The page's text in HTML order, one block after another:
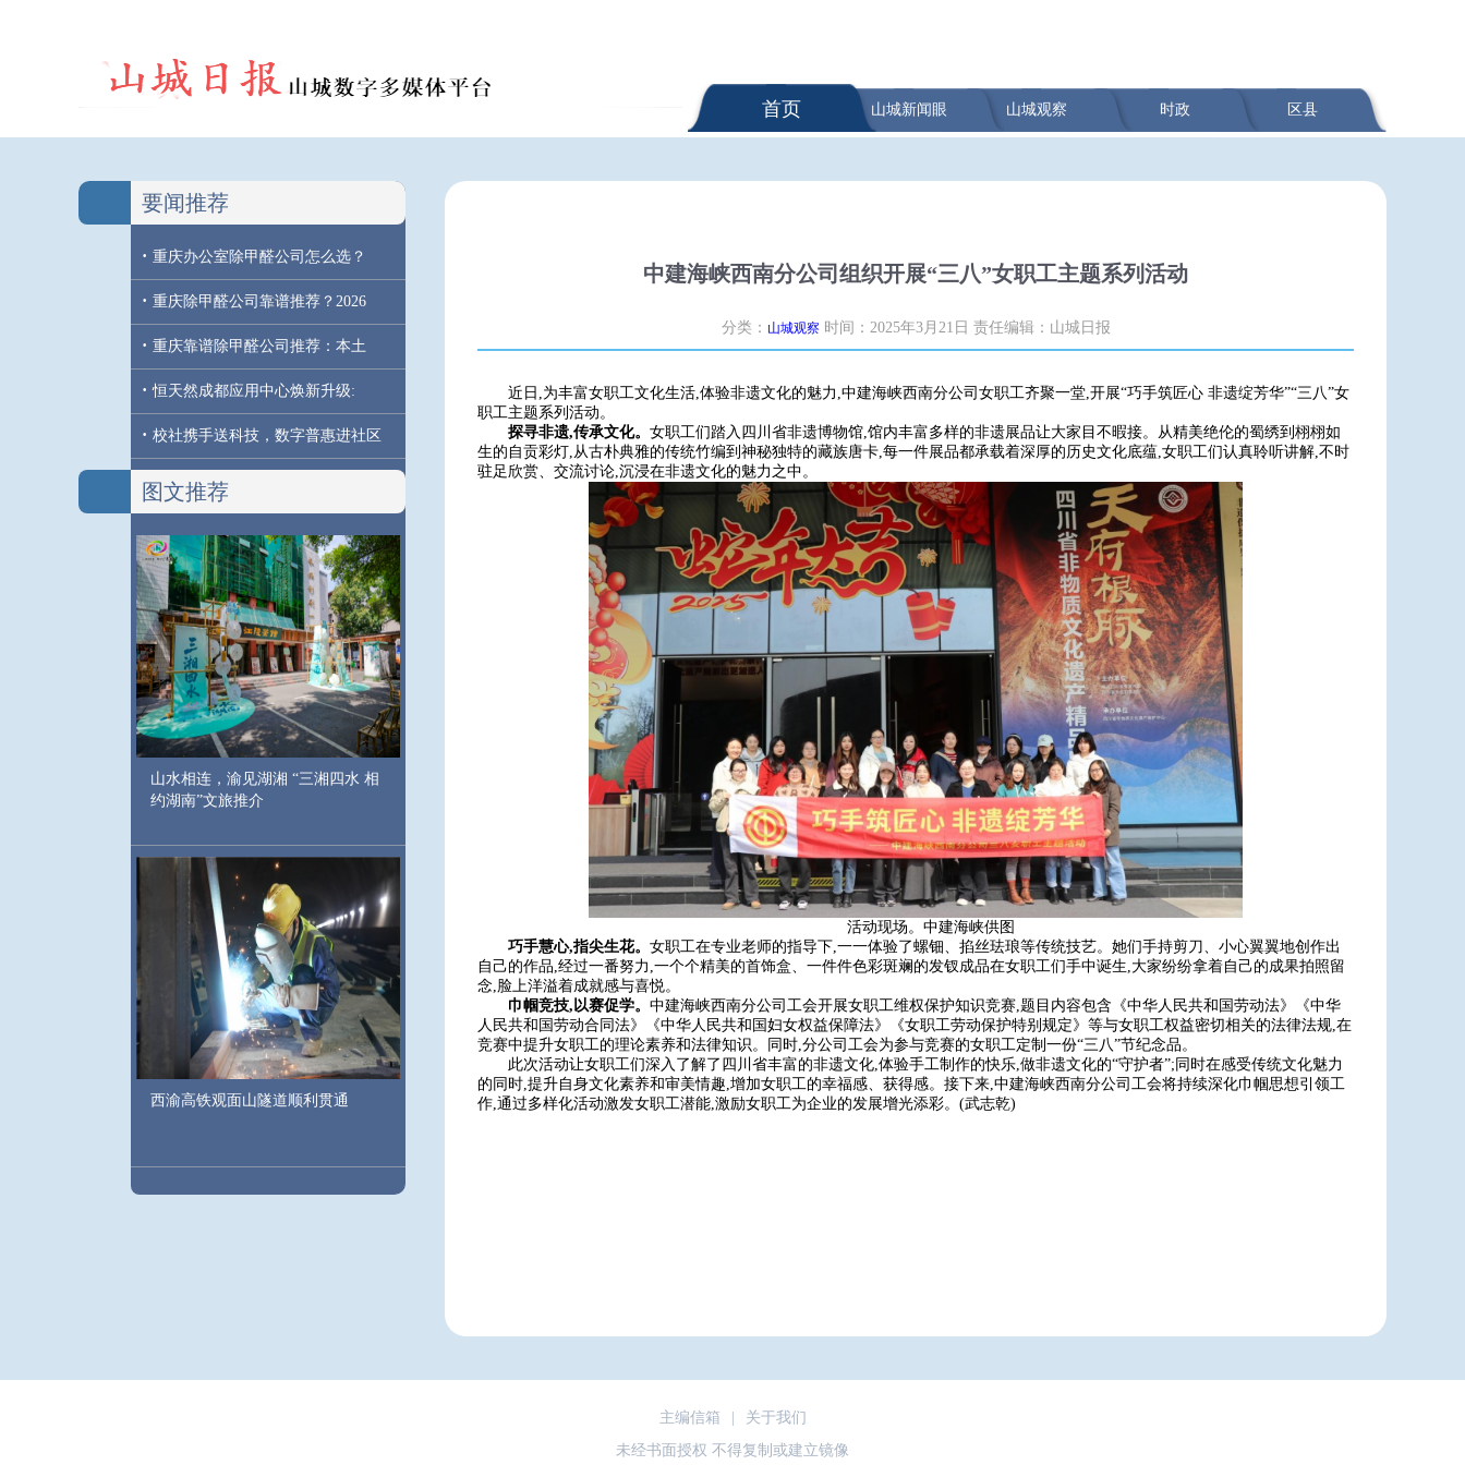
首页 山城新闻眼 山城观察 时政 区县
要闻推荐
· 重庆办公室除甲醛公司怎么选？
· 重庆除甲醛公司靠谱推荐？2026
· 重庆靠谱除甲醛公司推荐：本土
· 恒天然成都应用中心焕新升级:
· 校社携手送科技，数字普惠进社区
图文推荐
山水相连，渝见湖湘 “三湘四水 相
约湖南”文旅推介
西渝高铁观面山隧道顺利贯通
中建海峡西南分公司组织开展“三八”女职工主题系列活动
分类： 山城观察 时间：2025年3月21日 责任编辑：山城日报
近日,为丰富女职工文化生活,体验非遗文化的魅力,中建海峡西南分公司女职工齐聚一堂,开展“巧手筑匠心 非遗绽芳华”“三八”女
职工主题系列活动。
探寻非遗,传承文化。 女职工们踏入四川省非遗博物馆,馆内丰富多样的非遗展品让大家目不暇接。从精美绝伦的蜀绣到栩栩如
生的自贡彩灯,从古朴典雅的传统竹编到神秘独特的藏族唐卡,每一件展品都承载着深厚的历史文化底蕴,女职工们认真聆听讲解,不时
驻足欣赏、交流讨论,沉浸在非遗文化的魅力之中。
活动现场。中建海峡供图
巧手慧心,指尖生花。 女职工在专业老师的指导下,一一体验了螺钿、掐丝珐琅等传统技艺。她们手持剪刀、小心翼翼地创作出
自己的作品,经过一番努力,一个个精美的首饰盒、一件件色彩斑斓的发钗成品在女职工们手中诞生,大家纷纷拿着自己的成果拍照留
念,脸上洋溢着成就感与喜悦。
巾帼竞技,以赛促学。 中建海峡西南分公司工会开展女职工维权保护知识竞赛,题目内容包含《中华人民共和国劳动法》《中华
人民共和国劳动合同法》《中华人民共和国妇女权益保障法》《女职工劳动保护特别规定》等与女职工权益密切相关的法律法规,在
竞赛中提升女职工的理论素养和法律知识。同时,分公司工会为参与竞赛的女职工定制一份“三八”节纪念品。
此次活动让女职工们深入了解了四川省丰富的非遗文化,体验手工制作的快乐,做非遗文化的“守护者”;同时在感受传统文化魅力
的同时,提升自身文化素养和审美情趣,增加女职工的幸福感、获得感。接下来,中建海峡西南分公司工会将持续深化巾帼思想引领工
作,通过多样化活动激发女职工潜能,激励女职工为企业的发展增光添彩。(武志乾)
主编信箱
关于我们
未经书面授权 不得复制或建立镜像